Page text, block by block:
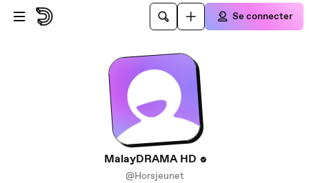
Passer au contenu principal
Se connecter
MalayDRAMA HD
@Horsjeunet